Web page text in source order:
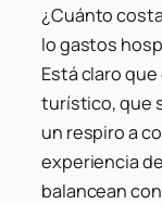
¿Cuánto
lo gastos
Está claro
turístico, que
un respiro a
experiencia
balancean